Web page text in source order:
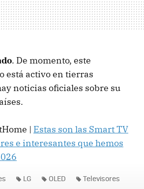
. De momento, este
está activo en tierras
noticias oficiales sobre su
| Estas son las Smart TV
e interesantes que hemos
LG OLED Televisores